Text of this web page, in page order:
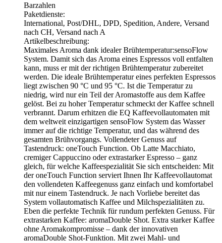
Barzahlen
Paketdienste:
International, Post/DHL, DPD, Spedition, Andere, Versand
nach CH, Versand nach A
Artikelbeschreibung:
Maximales Aroma dank idealer Brühtemperatur:sensoFlow
System. Damit sich das Aroma eines Espressos voll entfalten
kann, muss er mit der richtigen Brühtemperatur zubereitet
werden. Die ideale Brühtemperatur eines perfekten Espressos
liegt zwischen 90 °C und 95 °C. Ist die Temperatur zu
niedrig, wird nur ein Teil der Aromastoffe aus dem Kaffee
gelöst. Bei zu hoher Temperatur schmeckt der Kaffee schnell
verbrannt. Darum erhitzen die EQ Kaffeevollautomaten mit
dem weltweit einzigartigen sensoFlow System das Wasser
immer auf die richtige Temperatur, und das während des
gesamten Brühvorgangs. Vollendeter Genuss auf
Tastendruck: oneTouch Function. Ob Latte Macchiato,
cremiger Cappuccino oder extrastarker Espresso – ganz
gleich, für welche Kaffeespezialität Sie sich entscheiden: Mit
der oneTouch Function serviert Ihnen Ihr Kaffeevollautomat
den vollendeten Kaffeegenuss ganz einfach und komfortabel
mit nur einem Tastendruck. Je nach Vorliebe bereitet das
System vollautomatisch Kaffee und Milchspezialitäten zu.
Eben die perfekte Technik für rundum perfekten Genuss. Für
extrastarken Kaffee: aromaDouble Shot. Extra starker Kaffee
ohne Aromakompromisse – dank der innovativen
aromaDouble Shot-Funktion. Mit zwei Mahl- und